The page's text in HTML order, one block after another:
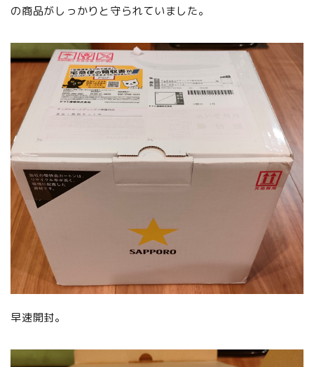
の商品がしっかりと守られていました。
早速開封。